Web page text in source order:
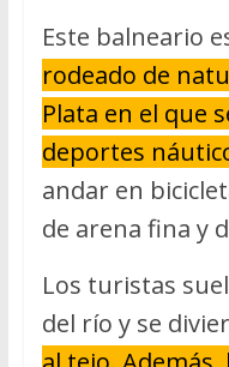
Este balneario
rodeado de
Plata en el que
deportes
andar en
de arena fina y
Los turistas
del río y se